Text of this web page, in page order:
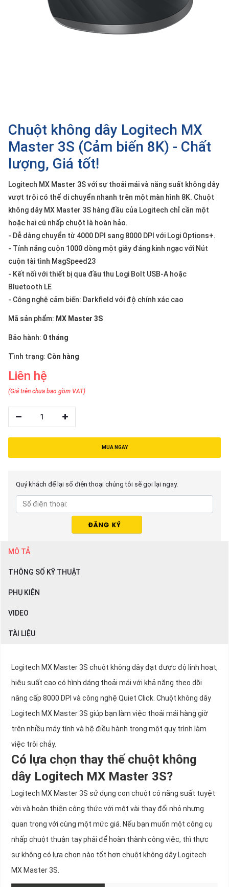
Chuột không dây Logitech MX
Master 3S (Cảm biến 8K) - Chất
lượng, Giá tốt!
Logitech MX Master 3S với sự thoải mái và năng suất không dây
vượt trội có thể di chuyển nhanh trên một màn hình 8K. Chuột
không dây MX Master 3S hàng đầu của Logitech chỉ cần một
hoặc hai cú nhấp chuột là hoàn hảo.
- Dễ dàng chuyển từ 4000 DPI sang 8000 DPI với Logi Options+.
- Tính năng cuộn 1000 dòng một giây đáng kinh ngạc với Nút
cuộn tài tình MagSpeed23
- Kết nối với thiết bị qua đầu thu Logi Bolt USB-A hoặc
Bluetooth LE
- Công nghệ cảm biến: Darkfield với độ chính xác cao
Mã sản phẩm: MX Master 3S
Bảo hành: 0 tháng
Tình trạng: Còn hàng
Liên hệ
(Giá trên chưa bao gồm VAT)
1
MUA NGAY
Quý khách để lại số điện thoại chúng tôi sẽ gọi lại ngay.
MÔ TẢ
THÔNG SỐ KỸ THUẬT
PHỤ KIỆN
VIDEO
TÀI LIỆU
Logitech MX Master 3S chuột không dây đạt được độ linh hoạt,
hiệu suất cao có hình dáng thoải mái với khả năng theo dõi
nâng cấp 8000 DPI và công nghệ Quiet Click. Chuột không dây
Logitech MX Master 3S giúp bạn làm việc thoải mái hàng giờ
trên nhiều máy tính và hệ điều hành trong một quy trình làm
việc trôi chảy.
Có lựa chọn thay thế chuột không
dây Logitech MX Master 3S?
Logitech MX Master 3S sử dụng con chuột có năng suất tuyệt
vời và hoàn thiện công thức với một vài thay đổi nhỏ nhưng
quan trọng với cùng một mức giá. Nếu bạn muốn một công cụ
nhấp chuột thuận tay phải để hoàn thành công việc, thì thực
sự không có lựa chọn nào tốt hơn chuột không dây Logitech
MX Master 3S.
vụ
Hỗ
trợ
Tin
Liên
hệ
Giới
thiệu
NGÔN
NGỮ
Tiếng
việt
English